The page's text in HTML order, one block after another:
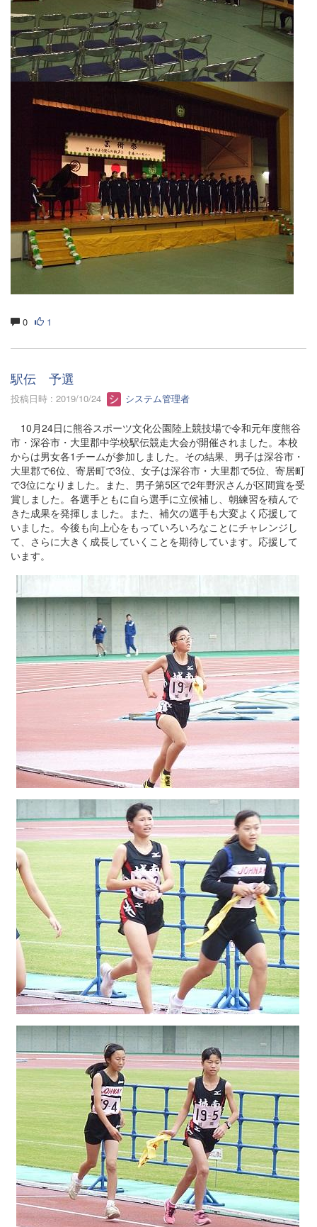
0 1
駅伝 予選
投稿日時 : 2019/10/24 システム管理者
10月24日に熊谷スポーツ文化公園陸上競技場で令和元年度熊谷
市・深谷市・大里郡中学校駅伝競走大会が開催されました。本校
からは男女各1チームが参加しました。その結果、男子は深谷市・
大里郡で6位、寄居町で3位、女子は深谷市・大里郡で5位、寄居町
で3位になりました。また、男子第5区で2年野沢さんが区間賞を受
賞しました。各選手ともに自ら選手に立候補し、朝練習を積んで
きた成果を発揮しました。また、補欠の選手も大変よく応援して
いました。今後も向上心をもっていろいろなことにチャレンジし
て、さらに大きく成長していくことを期待しています。応援して
います。